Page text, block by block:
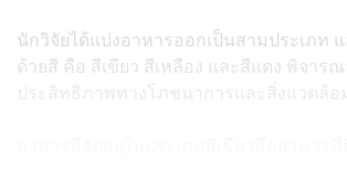
นักวิจัยได้แบ่งอาหารออกเป็นสามประเภท
ด้วยสี คือ สีเขียว สีเหลือง และสีแดง พิจาร
ประสิทธิภาพทางโภชนาการและสิ่งแวดล้อม